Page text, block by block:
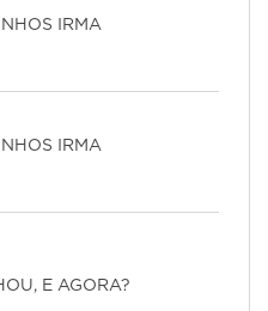
IRMA
IRMA
E AGORA?